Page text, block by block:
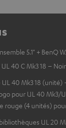
5.1" + BenQ
40 C Mk3 18 – Noir
40 Mk3 18 (unité)
pour UL 40 Mk3/
rouge (4 unités)
UL 20